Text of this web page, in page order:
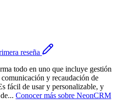
reseña
todo en uno que incluye gestión
y recaudación de
fácil de usar y personalizable, y
... Conocer más sobre NeonCRM